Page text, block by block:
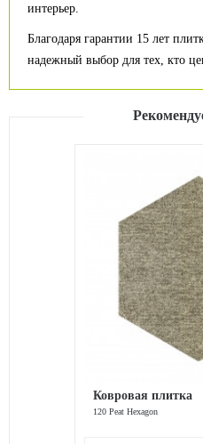
интерьер.
Благодаря гарантии 15 лет
надежный выбор для тех, кто
Ковровая плитка
120 Peat Hexagon